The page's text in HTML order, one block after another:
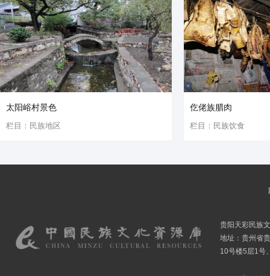
太阳峪村景色
栏目：民族地区
仡佬族腊肉
栏目：民族饮食
贵阳天彩民族
地址：贵州省
10号楼5层1号